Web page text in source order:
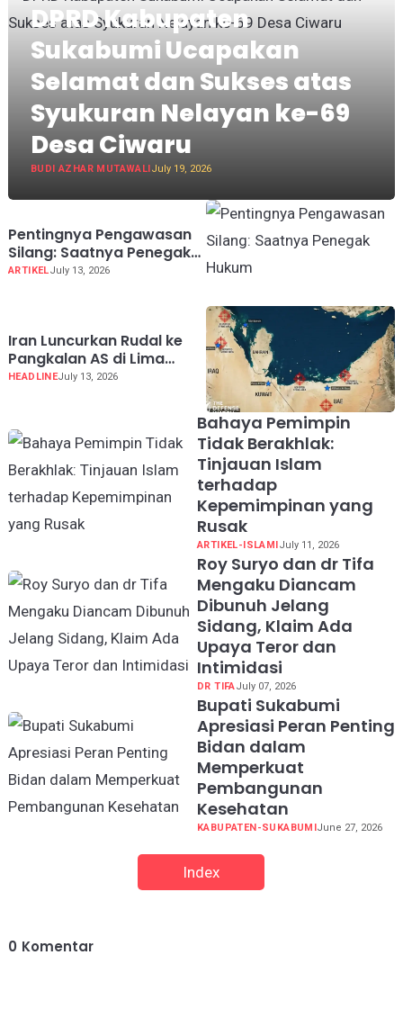
DPRD Kabupaten
Sukabumi Ucapakan
Selamat dan Sukses atas
Syukuran Nelayan ke-69
Desa Ciwaru
BUDI AZHAR MUTAWALIJuly 19, 2026
Pentingnya Pengawasan
Silang: Saatnya Penegak
Hukum "Saling Tangkap"
ARTIKELJuly 13, 2026
Iran Luncurkan Rudal ke
Pangkalan AS di Lima
Negara Teluk
HEADLINEJuly 13, 2026
Bahaya Pemimpin
Tidak Berakhlak:
Tinjauan Islam
terhadap
Kepemimpinan yang
Rusak
ARTIKEL-ISLAMIJuly 11, 2026
Roy Suryo dan dr Tifa
Mengaku Diancam
Dibunuh Jelang
Sidang, Klaim Ada
Upaya Teror dan
Intimidasi
DR TIFAJuly 07, 2026
Bupati Sukabumi
Apresiasi Peran Penting
Bidan dalam
Memperkuat
Pembangunan
Kesehatan
KABUPATEN-SUKABUMIJune 27, 2026
Index
0 Komentar